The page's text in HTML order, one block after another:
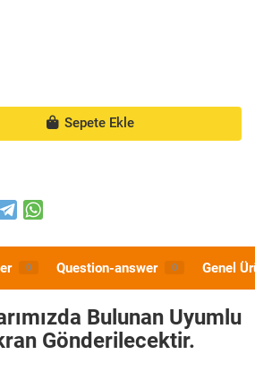
Sepete Ekle
0 Question-answer 0 Genel
Bulunan Uyumlu
Gönderilecektir.